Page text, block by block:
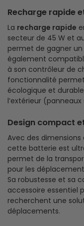
Recharge rapide
La recharge rapide
secteur de 45 W et
permet de gagner
également
à son contrôleur de
fonctionnalité
écologique et
l’extérieur
Design compact
Avec des dimensions
cette batterie est
permet de la
pour les
Sa robustesse et sa
accessoire essentiel
recherchent une
déplacements.